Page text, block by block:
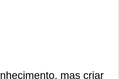
mas criar